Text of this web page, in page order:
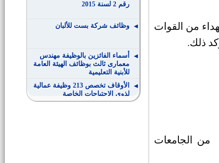
من القوات
ذلك.
من الجامعات
رقم 2 لسنة 2015
وظائف شركة بست للألبان
أسماء الفائزين بالوظيفة مهندس
معمارى ثالث بوظائف الهيئة العامة
للأبنية التعليمية
الأوقاف تخصص 213 وظيفة عمالية
لذوي الاحتياجات الخاصة